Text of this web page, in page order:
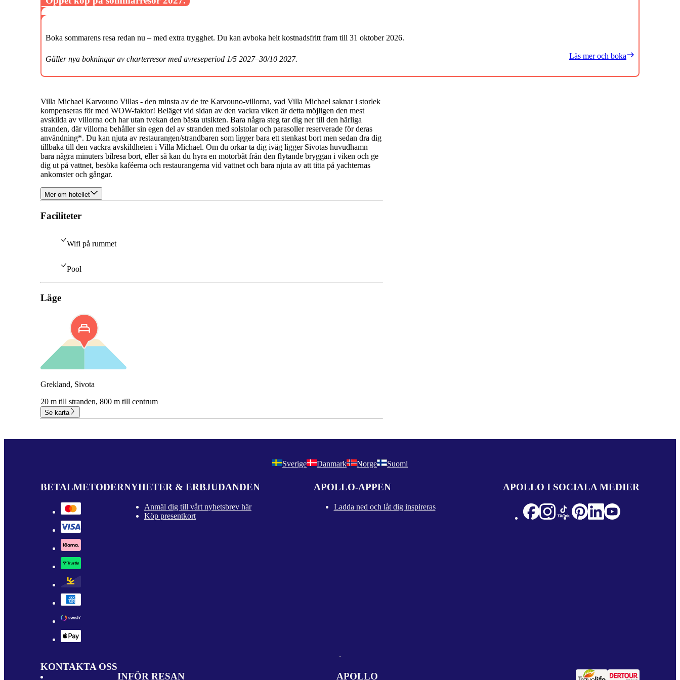
Villa Michael Karvouno Villas - den minsta av de tre Karvouno-villorna, vad Villa Michael saknar i storlek
kompenseras för med WOW-faktor! Beläget vid sidan av den vackra viken är detta möjligen den mest
avskilda av villorna och har utan tvekan den bästa utsikten. Bara några steg tar dig ner till den härliga
stranden, där villorna behåller sin egen del av stranden med solstolar och parasoller reserverade för deras
användning*. Du kan njuta av restaurangen/strandbaren som ligger bara ett stenkast bort men sedan dra dig
tillbaka till den vackra avskildheten i Villa Michael. Om du orkar ta dig iväg ligger Sivotas huvudhamn
bara några minuters bilresa bort, eller så kan du hyra en motorbåt från den flytande bryggan i viken och ge
dig ut på vattnet, besöka kaféerna och restaurangerna vid vattnet och bara njuta av att titta på yachternas
ankomster och gångar.
Mer om hotellet
Faciliteter
Wifi på rummet
Pool
Läge
Grekland, Sivota
20 m till stranden, 800 m till centrum
Se karta
Boka sommarens resa redan nu – med extra trygghet. Du kan avboka helt kostnadsfritt fram till 31 oktober 2026.
Gäller nya bokningar av charterresor med avreseperiod 1/5 2027–30/10 2027. Läs mer och boka
Sverige Danmark Norge Suomi
BETALMETODERNYHETER & ERBJUDANDEN
Anmäl dig till vårt nyhetsbrev här
Köp presentkort
APOLLO-APPEN
Ladda ned och låt dig inspireras
APOLLO I SOCIALA MEDIER
KONTAKTA OSS
INFÖR RESAN
APOLLO